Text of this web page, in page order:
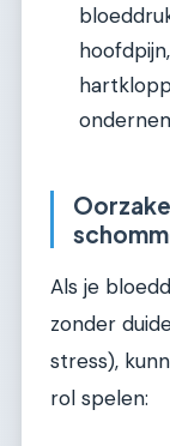
Als je
zonder
stress),
rol spelen: